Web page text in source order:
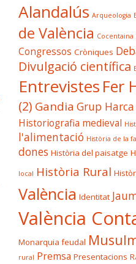
Alandalús Arqueologia
de València Cocentaina
Congressos Cròniques
Divulgació científica
Entrevistes Fer
(2) Gandia Grup Harca
Historiografia medieval
l'alimentació Història de la
dones Història del paisatge
local Història Rural
València Identitat
València
Monarquia feudal
rural Premsa Presentacions